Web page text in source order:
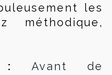
les
méthodique,
:
Avant de